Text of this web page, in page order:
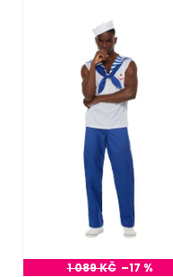
1 089 KČ –17 %